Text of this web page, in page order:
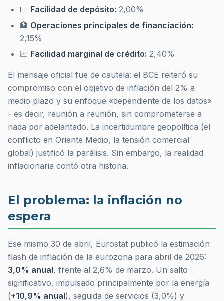
💶 Facilidad de depósito: 2,00%
🏦 Operaciones principales de financiación:
2,15%
📈 Facilidad marginal de crédito: 2,40%
El mensaje oficial fue de cautela: el BCE reiteró su
compromiso con el objetivo de inflación del 2% a
medio plazo y su enfoque «dependiente de los datos»
- es decir, reunión a reunión, sin comprometerse a
nada por adelantado. La incertidumbre geopolítica (el
conflicto en Oriente Medio, la tensión comercial
global) justificó la parálisis. Sin embargo, la realidad
inflacionaria contó otra historia.
El problema: la inflación no
espera
Ese mismo 30 de abril, Eurostat publicó la estimación
flash de inflación de la eurozona para abril de 2026:
3,0% anual, frente al 2,6% de marzo. Un salto
significativo, impulsado principalmente por la energía
(+10,9% anual), seguida de servicios (3,0%) y